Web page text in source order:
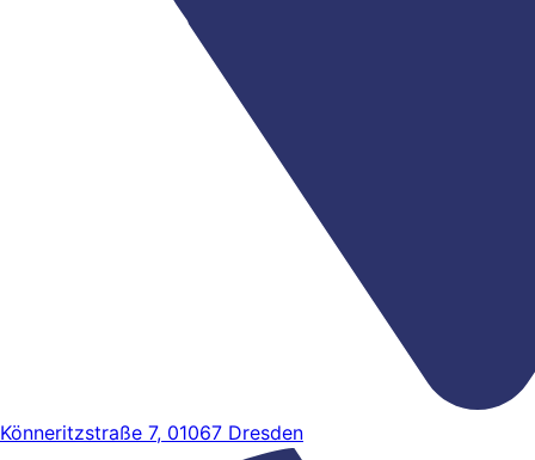
Könneritzstraße 7, 01067 Dresden